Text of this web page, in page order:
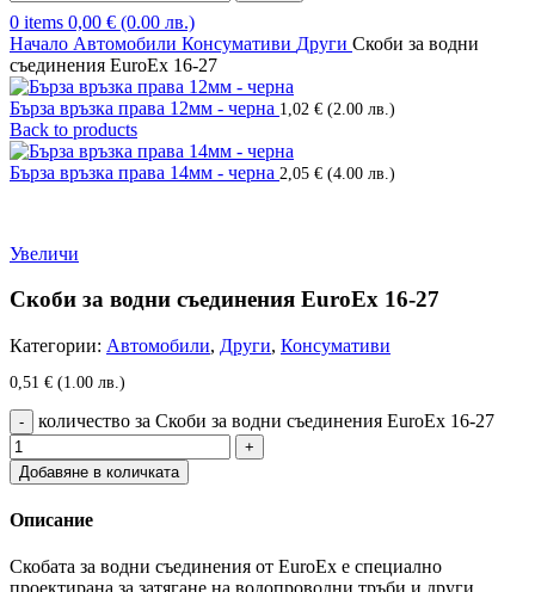
0 items 0,00 € (0.00 лв.)
Начало Автомобили Консумативи Други Скоби за водни
съединения EuroEx 16-27
Бърза връзка права 12мм - черна 1,02 € (2.00 лв.)
Back to products
Бърза връзка права 14мм - черна 2,05 € (4.00 лв.)
Увеличи
Скоби за водни съединения EuroEx 16-27
Категории: Автомобили, Други, Консумативи
0,51 € (1.00 лв.)
количество за Скоби за водни съединения EuroEx 16-27
Добавяне в количката
Описание
Скобата за водни съединения от EuroEx е специално